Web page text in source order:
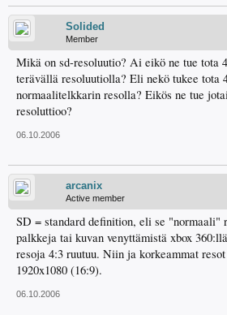
Solided
Member
Mikä on sd-resoluutio? Ai eikö ne tue tota
terävällä resoluutiolla? Eli nekö tukee tota
normaalitelkkarin resolla? Eikös ne tue
resoluttioo?
06.10.2006
arcanix
Active member
SD = standard definition, eli se "normaali"
palkkeja tai kuvan venyttämistä xbox
resoja 4:3 ruutuu. Niin ja korkeammat
1920x1080 (16:9).
06.10.2006